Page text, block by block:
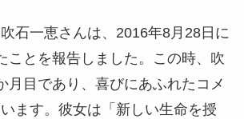
石一恵さんは、2016年8月28日に
ことを報告しました。この時、吹
月目であり、喜びにあふれたコメ
ます。彼女は「新しい生命を授